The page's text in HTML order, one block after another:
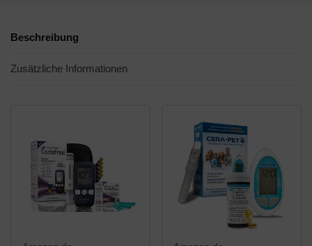
Beschreibung
Zusätzliche Informationen